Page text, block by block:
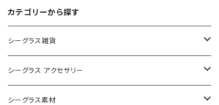
カテゴリーから探す
シーグラス雑貨
コレクション用シーグラス
シーグラス オブジェ・置物
シーグラス アクセサリー
シーグラス ネックレス
シーグラス素材